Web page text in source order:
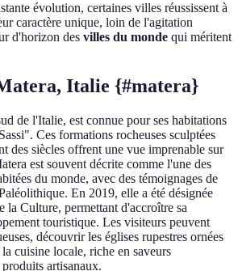
évolution, certaines villes réussissent à
caractère unique, loin de l'agitation
d'horizon des villes du monde qui méritent
Italie {#matera}
de l'Italie, est connue pour ses habitations
Ces formations rocheuses sculptées
des siècles offrent une vue imprenable sur
est souvent décrite comme l'une des
du monde, avec des témoignages de
En 2019, elle a été désignée
la Culture, permettant d'accroître sa
touristique. Les visiteurs peuvent
découvrir les églises rupestres ornées
cuisine locale, riche en saveurs
artisanaux.